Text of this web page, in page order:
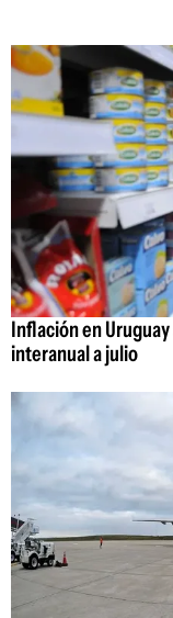
Inflación en
interanual a julio